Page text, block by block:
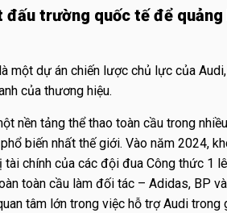
đấu trường quốc tế để
một dự án chiến lược chủ lực của
của thương hiệu.
nền tảng thể thao toàn cầu trong
biến nhất thế giới. Vào năm 2024,
tài chính của các đội đua Công thức 1
toàn cầu làm đối tác – Adidas, BP
tâm lớn trong việc hỗ trợ Audi trong